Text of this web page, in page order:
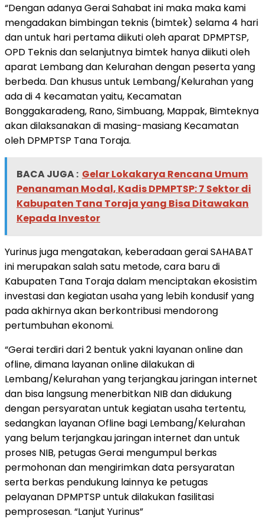
“Dengan adanya Gerai Sahabat ini maka maka kami
mengadakan bimbingan teknis (bimtek) selama 4 hari
dan untuk hari pertama diikuti oleh aparat DPMPTSP,
OPD Teknis dan selanjutnya bimtek hanya diikuti oleh
aparat Lembang dan Kelurahan dengan peserta yang
berbeda. Dan khusus untuk Lembang/Kelurahan yang
ada di 4 kecamatan yaitu, Kecamatan
Bonggakaradeng, Rano, Simbuang, Mappak, Bimteknya
akan dilaksanakan di masing-masiang Kecamatan
oleh DPMPTSP Tana Toraja.
BACA JUGA : Gelar Lokakarya Rencana Umum
Penanaman Modal, Kadis DPMPTSP: 7 Sektor di
Kabupaten Tana Toraja yang Bisa Ditawakan
Kepada Investor
Yurinus juga mengatakan, keberadaan gerai SAHABAT
ini merupakan salah satu metode, cara baru di
Kabupaten Tana Toraja dalam menciptakan ekosistim
investasi dan kegiatan usaha yang lebih kondusif yang
pada akhirnya akan berkontribusi mendorong
pertumbuhan ekonomi.
“Gerai terdiri dari 2 bentuk yakni layanan online dan
ofline, dimana layanan online dilakukan di
Lembang/Kelurahan yang terjangkau jaringan internet
dan bisa langsung menerbitkan NIB dan didukung
dengan persyaratan untuk kegiatan usaha tertentu,
sedangkan layanan Ofline bagi Lembang/Kelurahan
yang belum terjangkau jaringan internet dan untuk
proses NIB, petugas Gerai mengumpul berkas
permohonan dan mengirimkan data persyaratan
serta berkas pendukung lainnya ke petugas
pelayanan DPMPTSP untuk dilakukan fasilitasi
pemprosesan. “Lanjut Yurinus”